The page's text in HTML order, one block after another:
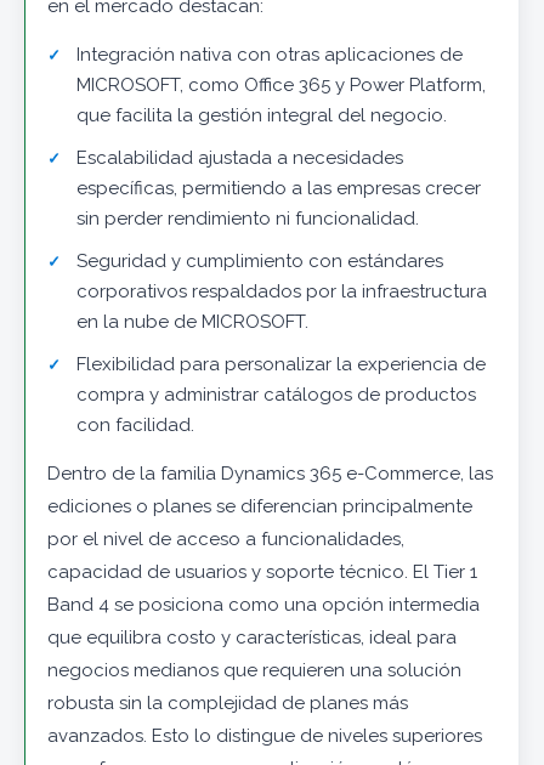
en el mercado destacan:
Integración nativa con otras aplicaciones de
MICROSOFT, como Office 365 y Power Platform,
que facilita la gestión integral del negocio.
Escalabilidad ajustada a necesidades
específicas, permitiendo a las empresas crecer
sin perder rendimiento ni funcionalidad.
Seguridad y cumplimiento con estándares
corporativos respaldados por la infraestructura
en la nube de MICROSOFT.
Flexibilidad para personalizar la experiencia de
compra y administrar catálogos de productos
con facilidad.
Dentro de la familia Dynamics 365 e-Commerce, las
ediciones o planes se diferencian principalmente
por el nivel de acceso a funcionalidades,
capacidad de usuarios y soporte técnico. El Tier 1
Band 4 se posiciona como una opción intermedia
que equilibra costo y características, ideal para
negocios medianos que requieren una solución
robusta sin la complejidad de planes más
avanzados. Esto lo distingue de niveles superiores